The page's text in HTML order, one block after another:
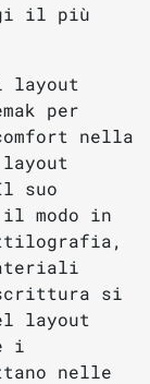
il più
layout
per
nella
suo
modo in
si
layout
i
nelle